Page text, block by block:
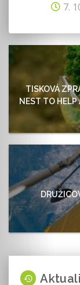
7.
TISKOVÁ
NEST TO